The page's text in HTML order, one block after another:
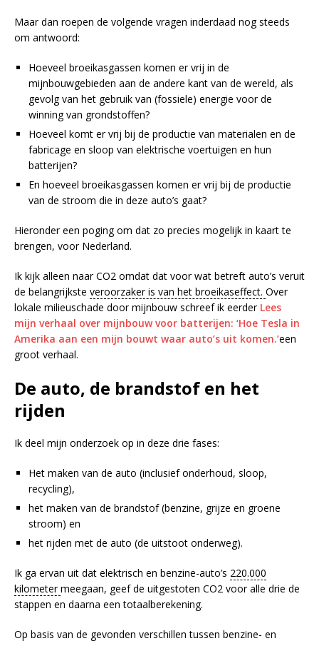
Maar dan roepen de volgende vragen inderdaad nog steeds
om antwoord:
Hoeveel broeikasgassen komen er vrij in de
mijnbouwgebieden aan de andere kant van de wereld, als
gevolg van het gebruik van (fossiele) energie voor de
winning van grondstoffen?
Hoeveel komt er vrij bij de productie van materialen en de
fabricage en sloop van elektrische voertuigen en hun
batterijen?
En hoeveel broeikasgassen komen er vrij bij de productie
van de stroom die in deze auto’s gaat?
Hieronder een poging om dat zo precies mogelijk in kaart te
brengen, voor Nederland.
Ik kijk alleen naar CO2 omdat dat voor wat betreft auto’s veruit
de belangrijkste veroorzaker is van het broeikaseffect. Over
lokale milieuschade door mijnbouw schreef ik eerder Lees
mijn verhaal over mijnbouw voor batterijen: ‘Hoe Tesla in
Amerika aan een mijn bouwt waar auto’s uit komen.’een
groot verhaal.
De auto, de brandstof en het
rijden
Ik deel mijn onderzoek op in deze drie fases:
Het maken van de auto (inclusief onderhoud, sloop,
recycling),
het maken van de brandstof (benzine, grijze en groene
stroom) en
het rijden met de auto (de uitstoot onderweg).
Ik ga ervan uit dat elektrisch en benzine-auto’s 220.000
kilometermeegaan, geef de uitgestoten CO2 voor alle drie de
stappen en daarna een totaalberekening.
Op basis van de gevonden verschillen tussen benzine- en